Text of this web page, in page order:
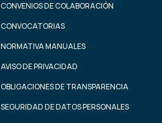
CONVENIOS DE COLABORACIÓN
CONVOCATORIAS
NORMATIVA MANUALES
AVISO DE PRIVACIDAD
OBLIGACIONES DE TRANSPARENCIA
SEGURIDAD DE DATOS PERSONALES